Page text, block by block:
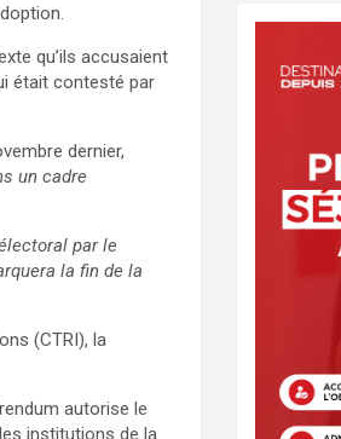
qu’ils accusaient
était contesté par
dernier,
un cadre
par le
la fin de la
(CTRI), la
autorise le
institutions de la